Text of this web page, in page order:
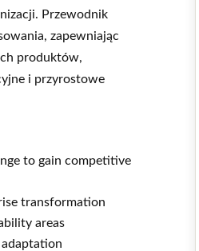
Przewodnik
zapewniając
produktów,
i przyrostowe
to gain competitive
transformation
areas